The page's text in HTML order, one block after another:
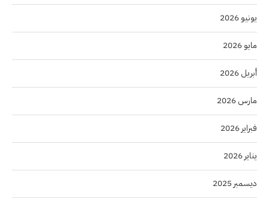
يونيو 2026
مايو 2026
أبريل 2026
مارس 2026
فبراير 2026
يناير 2026
ديسمبر 2025